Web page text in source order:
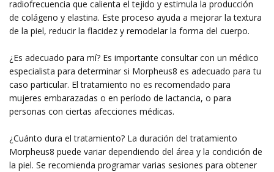
radiofrecuencia que calienta el tejido y estimula la producción
de colágeno y elastina. Este proceso ayuda a mejorar la textura
de la piel, reducir la flacidez y remodelar la forma del cuerpo.
¿Es adecuado para mí? Es importante consultar con un médico
especialista para determinar si Morpheus8 es adecuado para tu
caso particular. El tratamiento no es recomendado para
mujeres embarazadas o en período de lactancia, o para
personas con ciertas afecciones médicas.
¿Cuánto dura el tratamiento? La duración del tratamiento
Morpheus8 puede variar dependiendo del área y la condición de
la piel. Se recomienda programar varias sesiones para obtener